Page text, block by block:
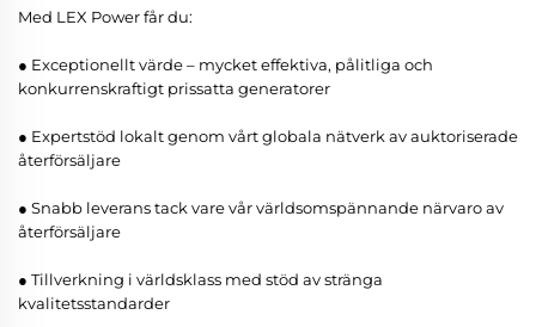
Med LEX Power får du:
● Exceptionellt värde – mycket effektiva, pålitliga och
konkurrenskraftigt prissatta generatorer
● Expertstöd lokalt genom vårt globala nätverk av auktoriserade
återförsäljare
● Snabb leverans tack vare vår världsomspännande närvaro av
återförsäljare
● Tillverkning i världsklass med stöd av stränga
kvalitetsstandarder